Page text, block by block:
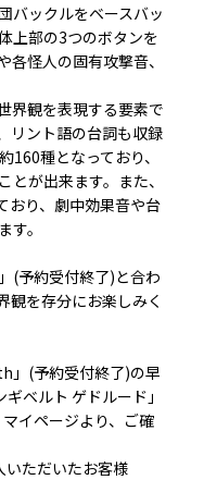
バックルをベースバッ
上部の3つのボタンを
怪人の固有攻撃音、
界観を表現する要素で
リント語の台詞も収録
160種となっており、
が出来ます。また、
おり、劇中効果音や台
。
(予約受付終了)と合わ
観を存分にお楽しみく
」(予約受付終了)の早
ベルト ゲドルード」
イページより、ご確
ただいたお客様